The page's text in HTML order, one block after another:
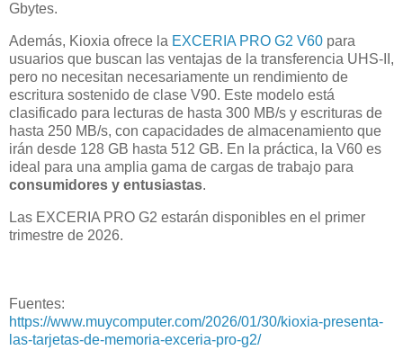
Gbytes.
Además, Kioxia ofrece la EXCERIA PRO G2 V60 para
usuarios que buscan las ventajas de la transferencia UHS-II,
pero no necesitan necesariamente un rendimiento de
escritura sostenido de clase V90. Este modelo está
clasificado para lecturas de hasta 300 MB/s y escrituras de
hasta 250 MB/s, con capacidades de almacenamiento que
irán desde 128 GB hasta 512 GB. En la práctica, la V60 es
ideal para una amplia gama de cargas de trabajo para
consumidores y entusiastas.
Las EXCERIA PRO G2 estarán disponibles en el primer
trimestre de 2026.
Fuentes:
https://www.muycomputer.com/2026/01/30/kioxia-presenta-
las-tarjetas-de-memoria-exceria-pro-g2/